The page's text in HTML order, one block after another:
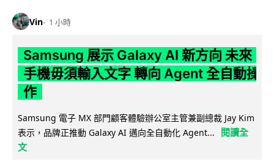
Vin 1 小時
Samsung 展示 Galaxy AI 新方向 未來
手機毋須輸入文字 轉向 Agent 全自動操
作
Samsung 電子 MX 部門顧客體驗辦公室主管兼副總裁 Jay Kim
表示，品牌正推動 Galaxy AI 邁向全自動化 Agent...
閱讀全
文